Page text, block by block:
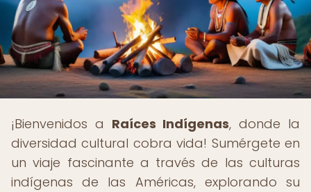
¡Bienvenidos a Raíces Indígenas, donde la
diversidad cultural cobra vida! Sumérgete en
un viaje fascinante a través de las culturas
indígenas de las Américas, explorando su